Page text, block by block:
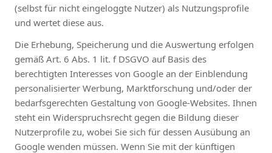
(selbst für nicht eingeloggte Nutzer) als Nutzungsprofile
und wertet diese aus.
Die Erhebung, Speicherung und die Auswertung erfolgen
gemäß Art. 6 Abs. 1 lit. f DSGVO auf Basis des
berechtigten Interesses von Google an der Einblendung
personalisierter Werbung, Marktforschung und/oder der
bedarfsgerechten Gestaltung von Google-Websites. Ihnen
steht ein Widerspruchsrecht gegen die Bildung dieser
Nutzerprofile zu, wobei Sie sich für dessen Ausübung an
Google wenden müssen. Wenn Sie mit der künftigen